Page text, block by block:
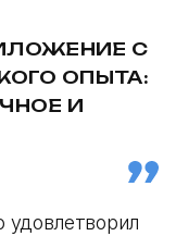
С
ОПЫТА:
И